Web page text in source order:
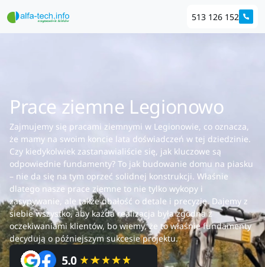
513 126 152
Prace ziemne Legionowo
Zajmujemy się pracami ziemnymi w Legionowie, co oznacza,
że mamy na swoim koncie lata doświadczeń w tej dziedzinie.
Czy kiedykolwiek zastanawialiście się, jak kluczowe są
odpowiednie fundamenty? To jak budowanie domu na piasku
– nie da się na tym oprzeć solidnej konstrukcji. Właśnie
dlatego nasze prace ziemne to nie tylko wykopy i
zasypywanie, ale także dbałość o detale i precyzję. Dajemy z
siebie wszystko, aby każda realizacja była zgodna z
oczekiwaniami klientów, bo wiemy, że to właśnie fundamenty
decydują o późniejszym sukcesie projektu.